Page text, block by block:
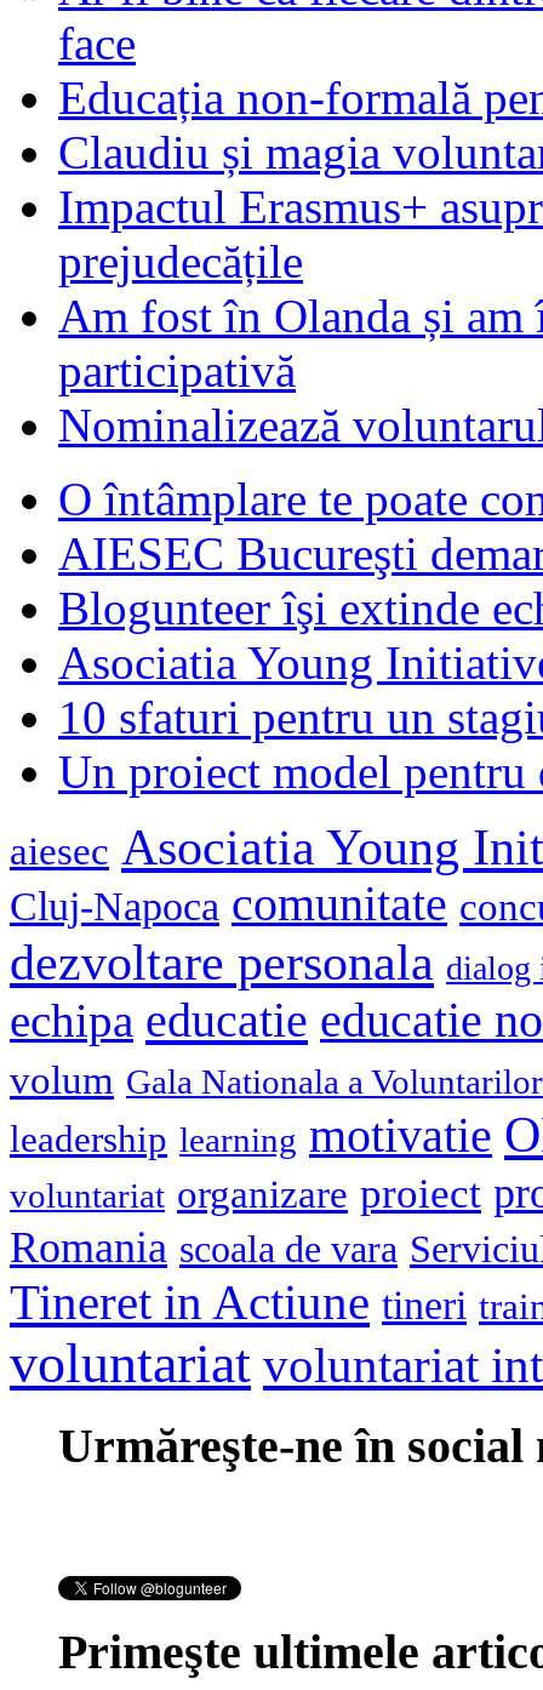
face
Educația non-formală
Claudiu și magia
Impactul Erasmus+
prejudecățile
Am fost în Olanda și am
participativă
Nominalizează
O întâmplare te poate
AIESEC Bucureşti
Blogunteer îşi extinde
Asociatia Young
10 sfaturi pentru un
Un proiect model
aiesec Asociatia Young
Cluj-Napoca comunitate
dezvoltare personala dialog
echipa educatie educatie
volum Gala Nationala a Voluntarilor
leadership learning motivatie
voluntariat organizare proiect
Romania scoala de vara
Tineret in Actiune tineri
voluntariat voluntariat
Urmăreşte-ne în social
Primeşte ultimele